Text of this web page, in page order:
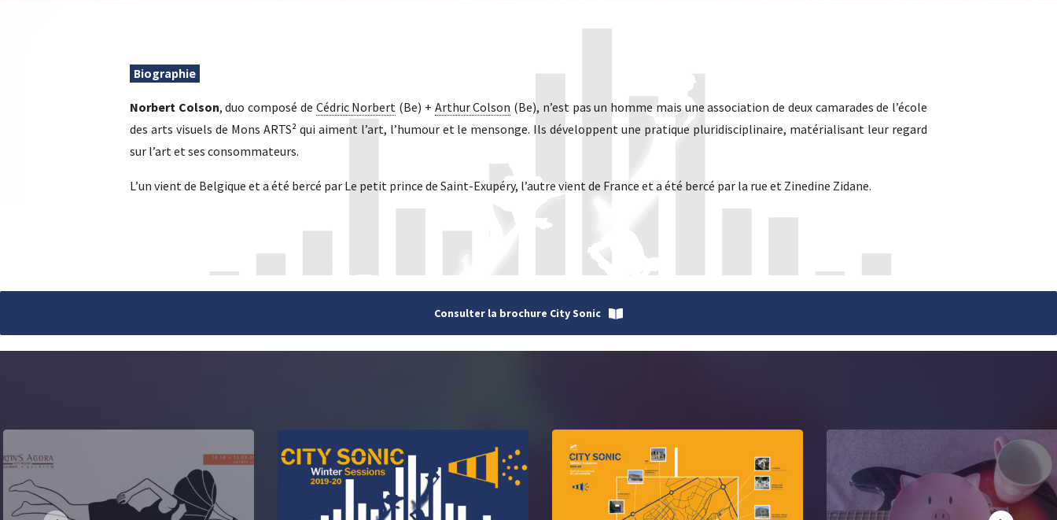
Biographie
Norbert Colson, duo composé de Cédric Norbert (Be) + Arthur Colson (Be), n’est pas un homme mais une association de deux camarades de l’école
des arts visuels de Mons ARTS² qui aiment l’art, l’humour et le mensonge. Ils développent une pratique pluridisciplinaire, matérialisant leur regard
sur l’art et ses consommateurs.
L’un vient de Belgique et a été bercé par Le petit prince de Saint-Exupéry, l’autre vient de France et a été bercé par la rue et Zinedine Zidane.
Consulter la brochure City Sonic